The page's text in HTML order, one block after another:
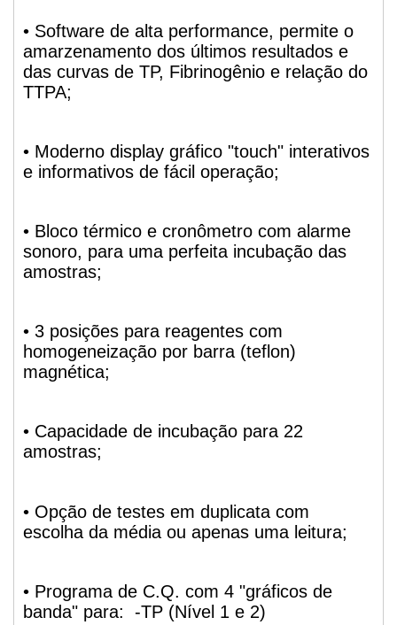
• Software de alta performance, permite o
amarzenamento dos últimos resultados e
das curvas de TP, Fibrinogênio e relação do
TTPA;
• Moderno display gráfico "touch" interativos
e informativos de fácil operação;
• Bloco térmico e cronômetro com alarme
sonoro, para uma perfeita incubação das
amostras;
• 3 posições para reagentes com
homogeneização por barra (teflon)
magnética;
• Capacidade de incubação para 22
amostras;
• Opção de testes em duplicata com
escolha da média ou apenas uma leitura;
• Programa de C.Q. com 4 "gráficos de
banda" para: -TP (Nível 1 e 2)